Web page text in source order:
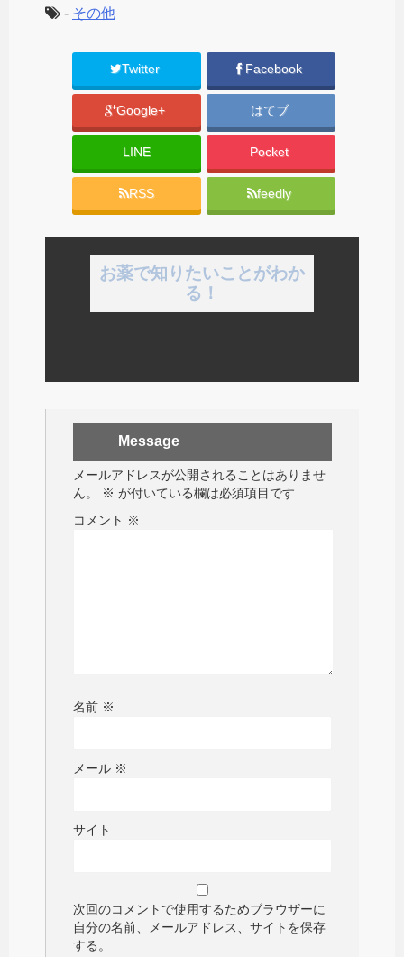
- その他
Twitter Facebook
Google+ はてブ
LINE Pocket
RSS feedly
お薬で知りたいことがわか
る！
Message
メールアドレスが公開されることはありませ
ん。
※ が付いている欄は必須項目です
コメント ※
名前 ※
メール ※
サイト
次回のコメントで使用するためブラウザーに
自分の名前、メールアドレス、サイトを保存
する。